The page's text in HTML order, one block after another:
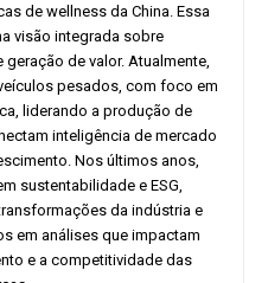
de wellness da China. Essa
visão integrada sobre
de valor. Atualmente,
pesados, com foco em
liderando a produção de
inteligência de mercado
Nos últimos anos,
sustentabilidade e ESG,
da indústria e
em análises que impactam
e a competitividade das